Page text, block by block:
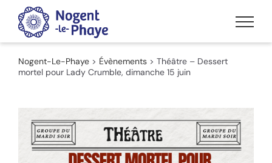
Passer
contenu
Nogent-Le-Phaye > Évènements > Théâtre – Dessert
mortel pour Lady Crumble, dimanche 15 juin